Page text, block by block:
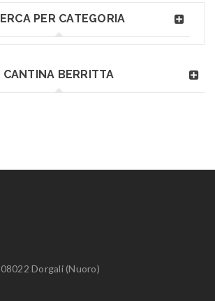
PER CATEGORIA
CANTINA BERRITTA
Dorgali (Nuoro)